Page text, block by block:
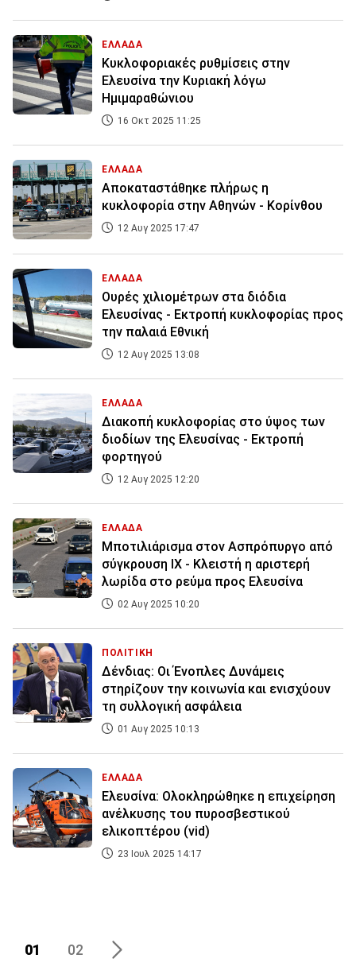
ΕΛΛΑΔΑ
Κυκλοφοριακές ρυθμίσεις στην
Ελευσίνα την Κυριακή λόγω
Ημιμαραθώνιου
16 Οκτ 2025 11:25
ΕΛΛΑΔΑ
Αποκαταστάθηκε πλήρως η
κυκλοφορία στην Αθηνών - Κορίνθου
12 Αυγ 2025 17:47
ΕΛΛΑΔΑ
Ουρές χιλιομέτρων στα διόδια
Ελευσίνας - Εκτροπή κυκλοφορίας προς
την παλαιά Εθνική
12 Αυγ 2025 13:08
ΕΛΛΑΔΑ
Διακοπή κυκλοφορίας στο ύψος των
διοδίων της Ελευσίνας - Εκτροπή
φορτηγού
12 Αυγ 2025 12:20
ΕΛΛΑΔΑ
Μποτιλιάρισμα στον Ασπρόπυργο από
σύγκρουση ΙΧ - Κλειστή η αριστερή
λωρίδα στο ρεύμα προς Ελευσίνα
02 Αυγ 2025 10:20
ΠΟΛΙΤΙΚΗ
Δένδιας: Οι Ένοπλες Δυνάμεις
στηρίζουν την κοινωνία και ενισχύουν
τη συλλογική ασφάλεια
01 Αυγ 2025 10:13
ΕΛΛΑΔΑ
Ελευσίνα: Ολοκληρώθηκε η επιχείρηση
ανέλκυσης του πυροσβεστικού
ελικοπτέρου (vid)
23 Ιουλ 2025 14:17
01 02